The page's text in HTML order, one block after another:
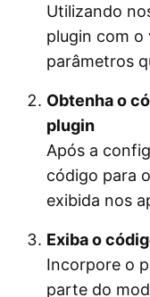
Utilizando
plugin com o
parâmetros
Obtenha o
plugin
Após a
código para
exibida nos
Exiba o
Incorpore o
parte do